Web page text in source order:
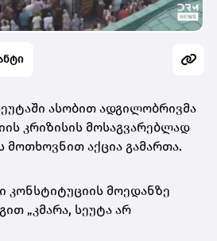
ასობით ადგილობრივმა
კრიზისის მოსაგვარებლად
მოთხოვნით აქცია გამართა.
კონსტიტუციის მოედანზე
„კმარა, სეუტა არ